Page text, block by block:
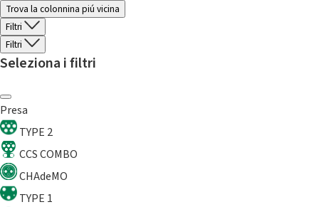
Trova la colonnina piú vicina
Filtri
Filtri
Seleziona i filtri
Presa
TYPE 2
CCS COMBO
CHAdeMO
TYPE 1